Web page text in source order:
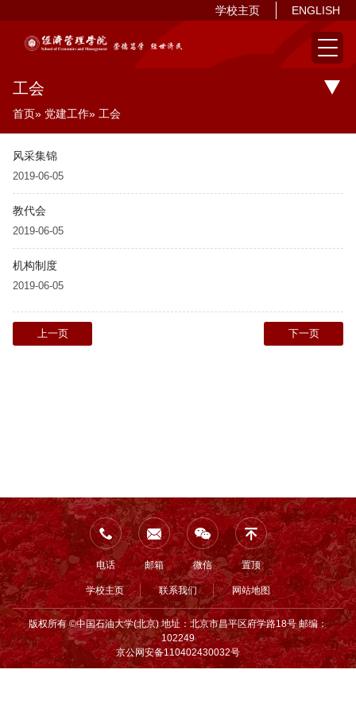
ENGLISH
学校主页
工会
首页» 党建工作» 工会
风采集锦
2019-06-05
教代会
2019-06-05
机构制度
2019-06-05
上一页 下一页
电话 邮箱 微信 置顶
学校主页 联系我们 网站地图
版权所有 ©中国石油大学(北京) 地址：北京市昌平区府学路18号 邮编：
102249
京公网安备110402430032号